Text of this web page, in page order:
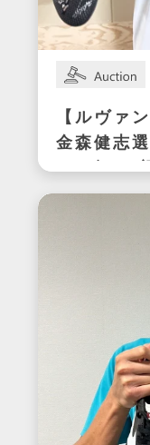
【ルヴァ
金森健志
(アビスパ
り)